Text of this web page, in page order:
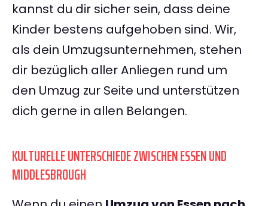
kannst du dir sicher sein, dass deine
Kinder bestens aufgehoben sind. Wir,
als dein Umzugsunternehmen, stehen
dir bezüglich aller Anliegen rund um
den Umzug zur Seite und unterstützen
dich gerne in allen Belangen.
KULTURELLE UNTERSCHIEDE ZWISCHEN ESSEN UND
MIDDLESBROUGH